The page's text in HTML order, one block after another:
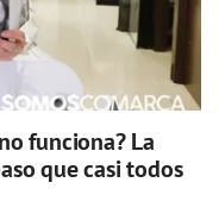
funciona? La
que casi todos